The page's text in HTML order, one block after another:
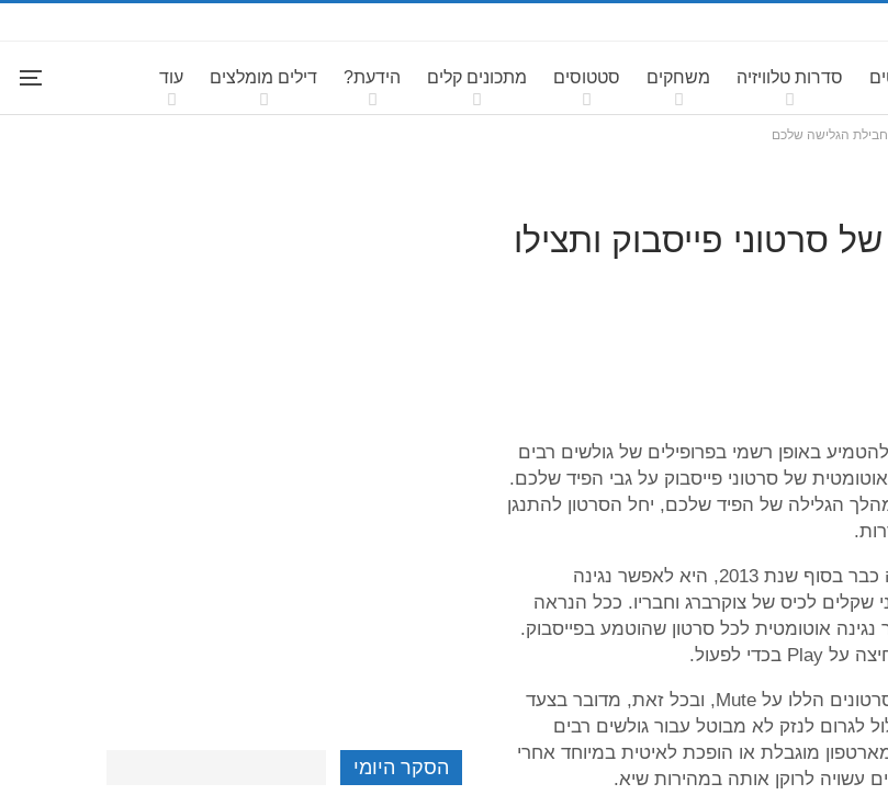
סדרות טלוויזיה משחקים סטטוסים מתכונים קלים הידעת? דילים מומלצים עוד
חבילת הגלישה שלכם
סרטוני פייסבוק ותצילו
באופן רשמי בפרופילים של גולשים רבים
של סרטוני פייסבוק על גבי הפיד שלכם.
הגלילה של הפיד שלכם, יחל הסרטון להתנגן
כמובן, מטרת המהלך הזה של פייסבוק, עליו התבשרנו לראשונה כבר בסוף שנת 2013, היא לאפשר נגינה
שקלים לכיס של צוקרברג וחבריו. ככל הנראה
אוטומטית לכל סרטון שהוטמע בפייסבוק.
אז אמנם, בפייסבוק כן בחרו לבוא לקראת הגולשים ולנגן את הסרטונים הללו על Mute, ובכל זאת, מדובר בצעד
לגרום לנזק לא מבוטל עבור גולשים רבים
מוגבלת או הופכת לאיטית במיוחד אחרי
עשויה לרוקן אותה במהירות שיא.
הסקר היומי